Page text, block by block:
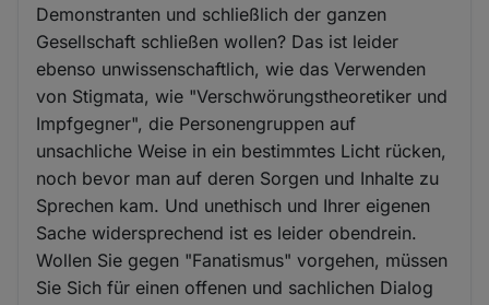
Demonstranten und schließlich der ganzen
Gesellschaft schließen wollen? Das ist leider
ebenso unwissenschaftlich, wie das Verwenden
von Stigmata, wie "Verschwörungstheoretiker und
Impfgegner", die Personengruppen auf
unsachliche Weise in ein bestimmtes Licht rücken,
noch bevor man auf deren Sorgen und Inhalte zu
Sprechen kam. Und unethisch und Ihrer eigenen
Sache widersprechend ist es leider obendrein.
Wollen Sie gegen "Fanatismus" vorgehen, müssen
Sie Sich für einen offenen und sachlichen Dialog